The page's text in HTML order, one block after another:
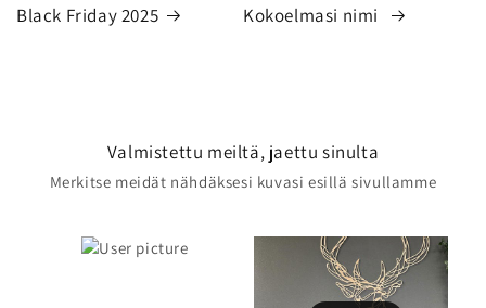
Black Friday 2025 Kokoelmasi nimi
Valmistettu meiltä, jaettu sinulta
Merkitse meidät nähdäksesi kuvasi esillä sivullamme